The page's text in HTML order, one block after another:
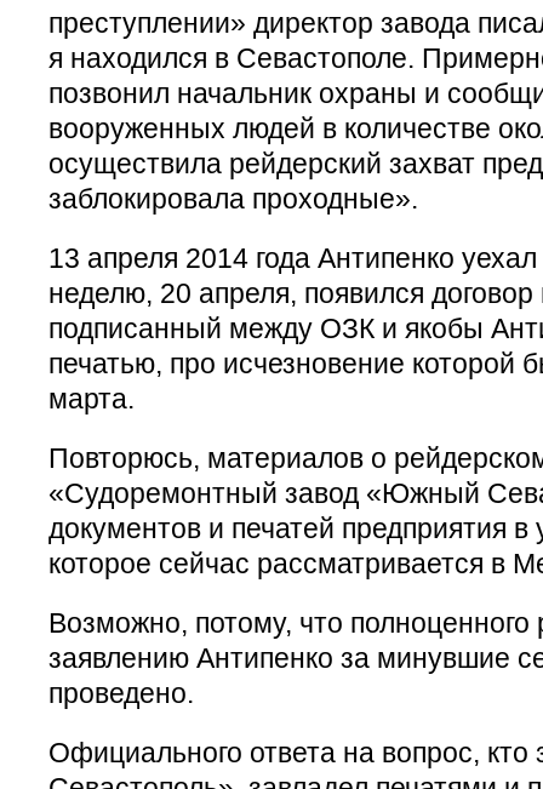
преступлении» директор завода
я находился в Севастополе.
позвонил начальник охраны и
вооруженных людей в количестве
осуществила рейдерский захват
заблокировала проходные».
13 апреля 2014 года Антипенко
неделю, 20 апреля, появился договор
подписанный между ОЗК и якобы
печатью, про исчезновение которой
марта.
Повторюсь, материалов о
«Судоремонтный завод «Южный
документов и печатей предприятия в
которое сейчас рассматривается в
Возможно, потому, что полноценного
заявлению Антипенко за минувшие
проведено.
Официального ответа на вопрос,